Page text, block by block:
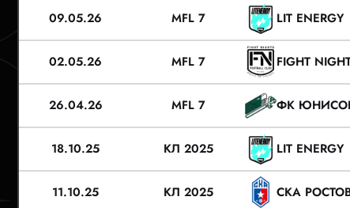
09.05.26 MFL 7 LIT ENERGY
02.05.26 MFL 7 FIGHT
26.04.26 MFL 7 ФК
18.10.25 КЛ 2025 LIT ENERGY
11.10.25 КЛ 2025 СКА